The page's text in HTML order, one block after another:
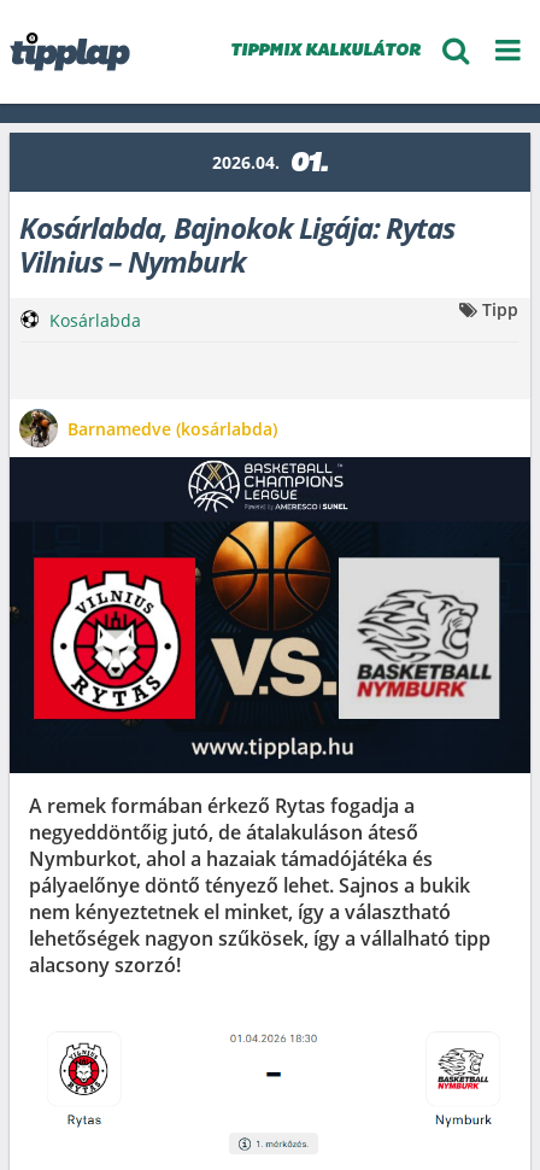
TIPPMIX KALKULÁTOR
2026.04. 01.
Kosárlabda, Bajnokok Ligája: Rytas
Vilnius – Nymburk
Barnamedve (kosárlabda)
Kosárlabda Tipp
A remek formában érkező Rytas fogadja a
negyeddöntőig jutó, de átalakuláson áteső
Nymburkot, ahol a hazaiak támadójátéka és
pályaelőnye döntő tényező lehet. Sajnos a bukik
nem kényeztetnek el minket, így a választható
lehetőségek nagyon szűkösek, így a vállalható tipp
alacsony szorzó!